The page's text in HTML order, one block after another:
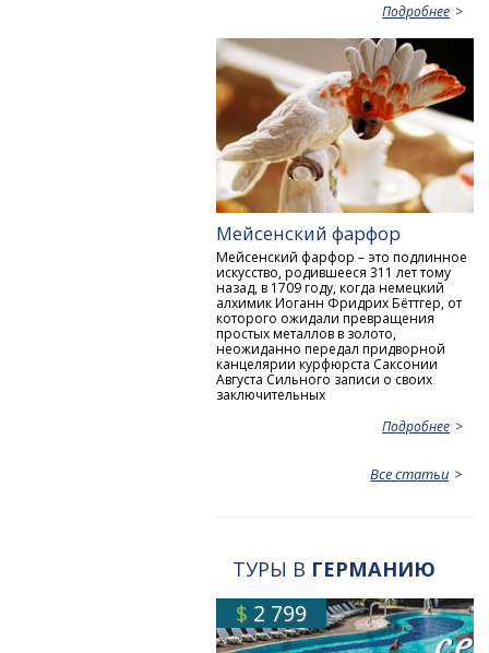
Подробнее
Мейсенский фарфор
Мейсенский фарфор – это подлинное
искусство, родившееся 311 лет тому
назад, в 1709 году, когда немецкий
алхимик Иоганн Фридрих Бёттгер, от
которого ожидали превращения
простых металлов в золото,
неожиданно передал придворной
канцелярии курфюрста Саксонии
Aвгуста Сильного записи о своих
заключительных
Подробнее
Все статьи
ТУРЫ В ГЕРМАНИЮ
$ 2 799